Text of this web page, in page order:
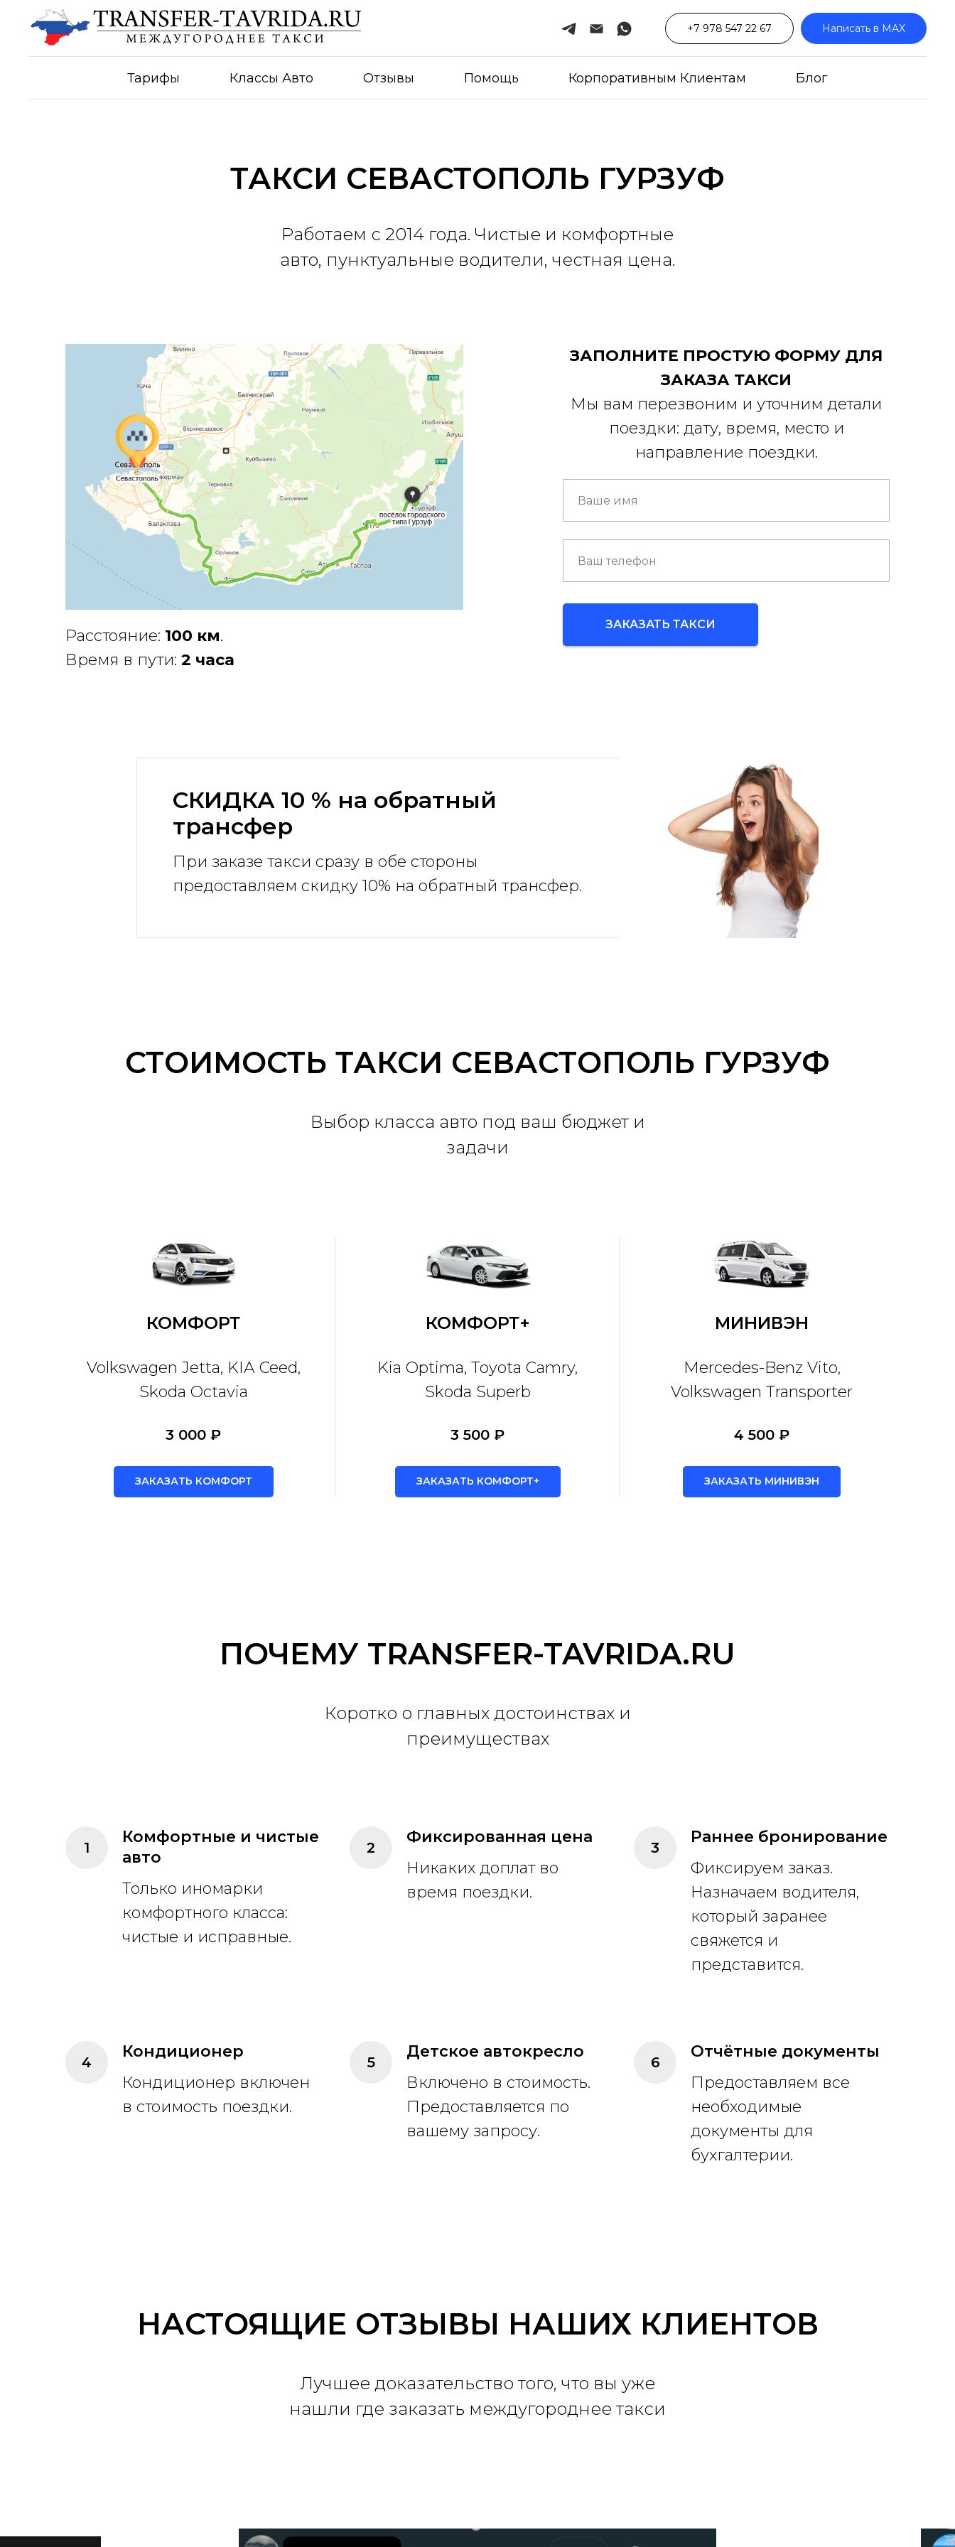
+7 978 547 22 67 Написать в MAX
Тарифы Классы Авто Отзывы Помощь Корпоративным Клиентам Блог
ТАКСИ СЕВАСТОПОЛЬ ГУРЗУФ
Работаем с 2014 года. Чистые и комфортные
авто, пунктуальные водители, честная цена.
Расстояние: 100 км.
Время в пути: 2 часа
ЗАПОЛНИТЕ ПРОСТУЮ ФОРМУ ДЛЯ
ЗАКАЗА ТАКСИ
Мы вам перезвоним и уточним детали
поездки: дату, время, место и
направление поездки.
ЗАКАЗАТЬ ТАКСИ
СКИДКА 10 % на обратный
трансфер
При заказе такси сразу в обе стороны
предоставляем скидку 10% на обратный трансфер.
СТОИМОСТЬ ТАКСИ СЕВАСТОПОЛЬ ГУРЗУФ
Выбор класса авто под ваш бюджет и
задачи
КОМФОРТ
Volkswagen Jetta, KIA Ceed,
Skoda Octavia
3 000 ₽
ЗАКАЗАТЬ КОМФОРТ
КОМФОРТ+
Kia Optima, Toyota Camry,
Skoda Superb
3 500 ₽
ЗАКАЗАТЬ КОМФОРТ+
МИНИВЭН
Mercedes-Benz Vito,
Volkswagen Transporter
4 500 ₽
ЗАКАЗАТЬ МИНИВЭН
ПОЧЕМУ TRANSFER-TAVRIDA.RU
Коротко о главных достоинствах и
преимуществах
Комфортные и чистые
авто
Только иномарки
комфортного класса:
чистые и исправные.
Фиксированная цена
Никаких доплат во
время поездки.
Раннее бронирование
Фиксируем заказ.
Назначаем водителя,
который заранее
свяжется и
представится.
Кондиционер
Кондиционер включен
в стоимость поездки.
Детское автокресло
Включено в стоимость.
Предоставляется по
вашему запросу.
Отчётные документы
Предоставляем все
необходимые
документы для
бухгалтерии.
НАСТОЯЩИЕ ОТЗЫВЫ НАШИХ КЛИЕНТОВ
Лучшее доказательство того, что вы уже
нашли где заказать междугороднее такси